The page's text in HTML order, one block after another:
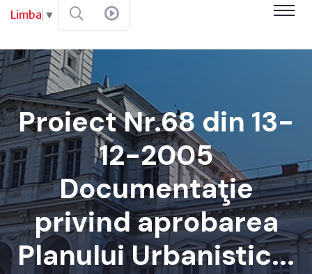
Limba ▼
Proiect Nr.68 din 13-
12-2005
Documentaţie
privind aprobarea
Planului Urbanistic...